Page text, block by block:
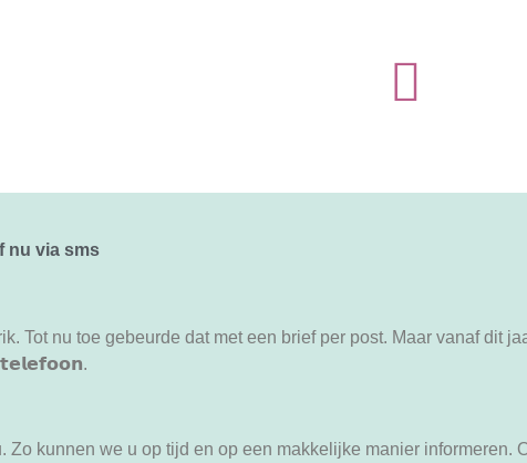
nu via sms
Tot nu toe gebeurde dat met een brief per post. Maar vanaf dit
kunnen we u op tijd en op een makkelijke manier informeren.